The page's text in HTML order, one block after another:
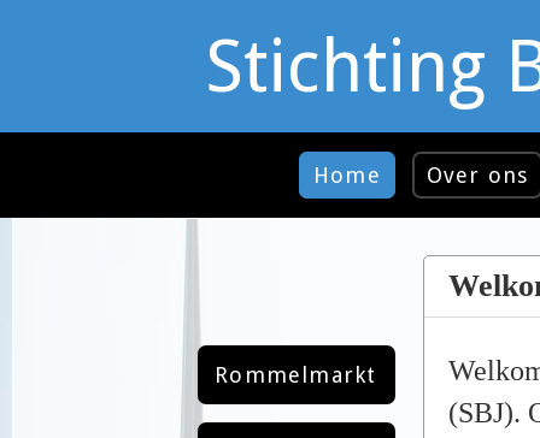
Stichting
Home Over ons
(SBJ).
Rommelmarkt